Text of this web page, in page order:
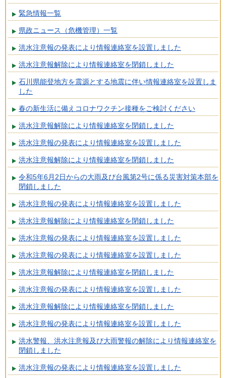
緊急情報一覧
県政ニュース（危機管理）一覧
洪水注意報の発表により情報連絡室を設置しました
洪水注意報解除により情報連絡室を閉鎖しました
石川県能登地方を震源とする地震に伴い情報連絡室を設置しま
した
春の新生活に備えコロナワクチン接種をご検討ください
洪水注意報解除により情報連絡室を閉鎖しました
洪水注意報の発表により情報連絡室を設置しました
洪水注意報解除により情報連絡室を閉鎖しました
令和5年6月2日からの大雨及び台風第2号に係る災害対策本部を
閉鎖しました
洪水注意報の発表により情報連絡室を設置しました
洪水注意報解除により情報連絡室を閉鎖しました
洪水注意報の発表により情報連絡室を設置しました
洪水注意報の発表により情報連絡室を設置しました
洪水注意報解除により情報連絡室を閉鎖しました
洪水注意報の発表により情報連絡室を設置しました
洪水注意報解除により情報連絡室を閉鎖しました
洪水注意報の発表により情報連絡室を設置しました
洪水警報、洪水注意報及び大雨警報の解除により情報連絡室を
閉鎖しました
洪水注意報の発表により情報連絡室を設置しました